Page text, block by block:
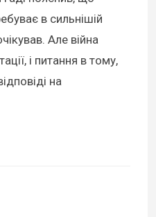
в сильнішій
Але війна
і питання в тому,
на